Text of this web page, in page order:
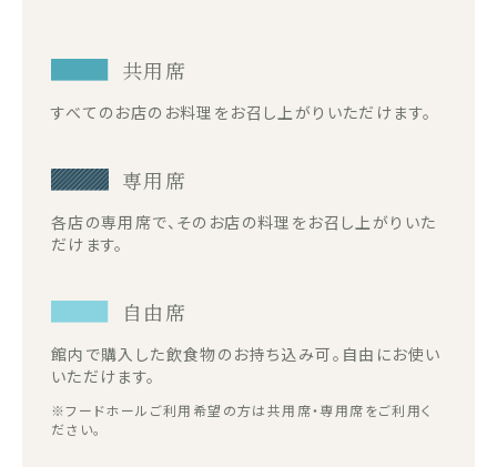
共用席
すべてのお店のお料理をお召し上がりいただけます。
専用席
各店の専用席で、そのお店の料理をお召し上がりいた
だけます。
自由席
館内で購入した飲食物のお持ち込み可。自由にお使い
いただけます。
※フードホールご利用希望の方は共用席・専用席をご利用く
ださい。